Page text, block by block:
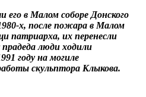
в Малом соборе Донского
х, после пожара в Малом
патриарха, их перенесли
люди ходили
году на могиле
скульптора Клыкова.